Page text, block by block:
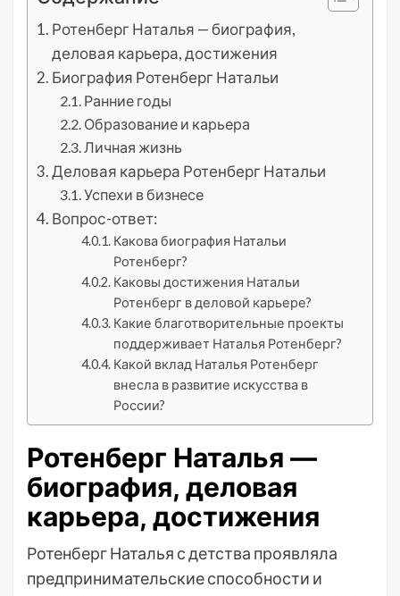
Ротенберг Наталья — биография,
деловая карьера, достижения
Биография Ротенберг Натальи
Ранние годы
Образование и карьера
Личная жизнь
Деловая карьера Ротенберг Натальи
Успехи в бизнесе
Вопрос-ответ:
Какова биография Натальи
Ротенберг?
Каковы достижения Натальи
Ротенберг в деловой карьере?
Какие благотворительные проекты
поддерживает Наталья Ротенберг?
Какой вклад Наталья Ротенберг
внесла в развитие искусства в
России?
Ротенберг Наталья —
биография, деловая
карьера, достижения
Ротенберг Наталья с детства проявляла
предпринимательские способности и